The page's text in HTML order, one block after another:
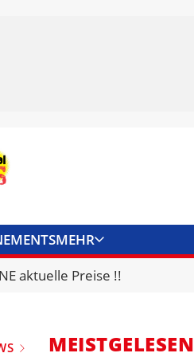
MEHR
KONTAKT
aktuelle Preise !!
MEISTGELESEN